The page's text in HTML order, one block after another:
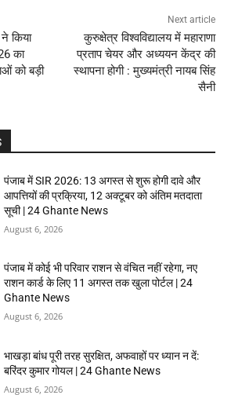
किया
का
को बड़ी
Next article
कुरुक्षेत्र विश्वविद्यालय में महाराणा
प्रताप चेयर और अध्ययन केंद्र की
स्थापना होगी : मुख्यमंत्री नायब सिंह
सैनी
पंजाब में SIR 2026: 13 अगस्त से शुरू होगी दावे और
आपत्तियों की प्रक्रिया, 12 अक्टूबर को अंतिम मतदाता
सूची | 24 Ghante News
August 6, 2026
पंजाब में कोई भी परिवार राशन से वंचित नहीं रहेगा, नए
राशन कार्ड के लिए 11 अगस्त तक खुला पोर्टल | 24
Ghante News
August 6, 2026
भाखड़ा बांध पूरी तरह सुरक्षित, अफवाहों पर ध्यान न दें:
बरिंदर कुमार गोयल | 24 Ghante News
August 6, 2026